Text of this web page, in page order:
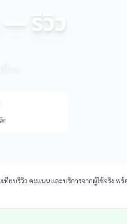
รีวิว
ทร
ด
ยบรีวิว คะแนน และบริการจากผู้ใช้จริง พ